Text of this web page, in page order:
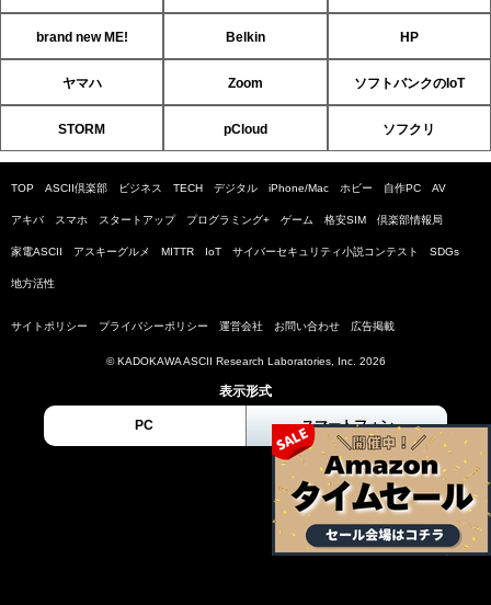
brand new ME! Belkin HP
ヤマハ Zoom ソフトバンクのIoT
STORM pCloud ソフクリ
TOP ASCII倶楽部 ビジネス TECH デジタル iPhone/Mac ホビー 自作PC AV
アキバ スマホ スタートアップ プログラミング+ ゲーム 格安SIM 倶楽部情報局
家電ASCII アスキーグルメ MITTR IoT サイバーセキュリティ小説コンテスト SDGs
地方活性
サイトポリシー プライバシーポリシー 運営会社 お問い合わせ 広告掲載
© KADOKAWA ASCII Research Laboratories, Inc. 2026
表示形式
PC スマートフォン